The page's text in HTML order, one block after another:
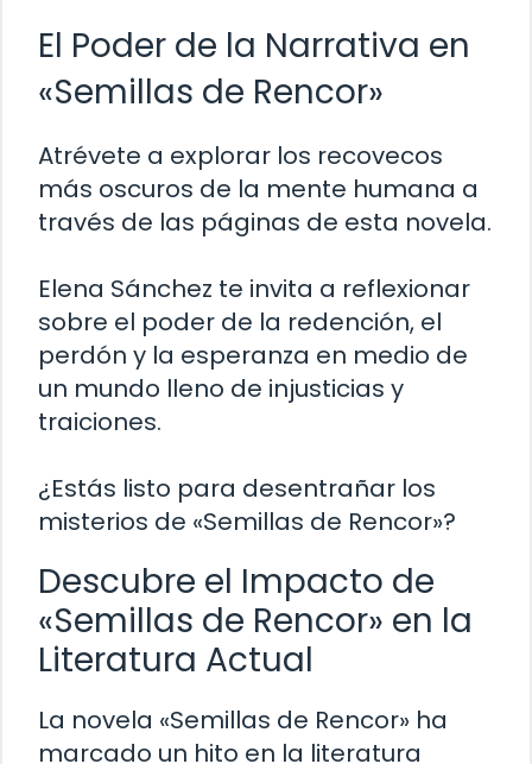
El Poder de la Narrativa en
«Semillas de Rencor»
Atrévete a explorar los recovecos
más oscuros de la mente humana a
través de las páginas de esta novela.
Elena Sánchez te invita a reflexionar
sobre el poder de la redención, el
perdón y la esperanza en medio de
un mundo lleno de injusticias y
traiciones.
¿Estás listo para desentrañar los
misterios de «Semillas de Rencor»?
Descubre el Impacto de
«Semillas de Rencor» en la
Literatura Actual
La novela «Semillas de Rencor» ha
marcado un hito en la literatura